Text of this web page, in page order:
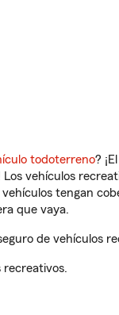
todoterreno?
vehículos
tengan
que vaya.
de vehículos
recreativos.